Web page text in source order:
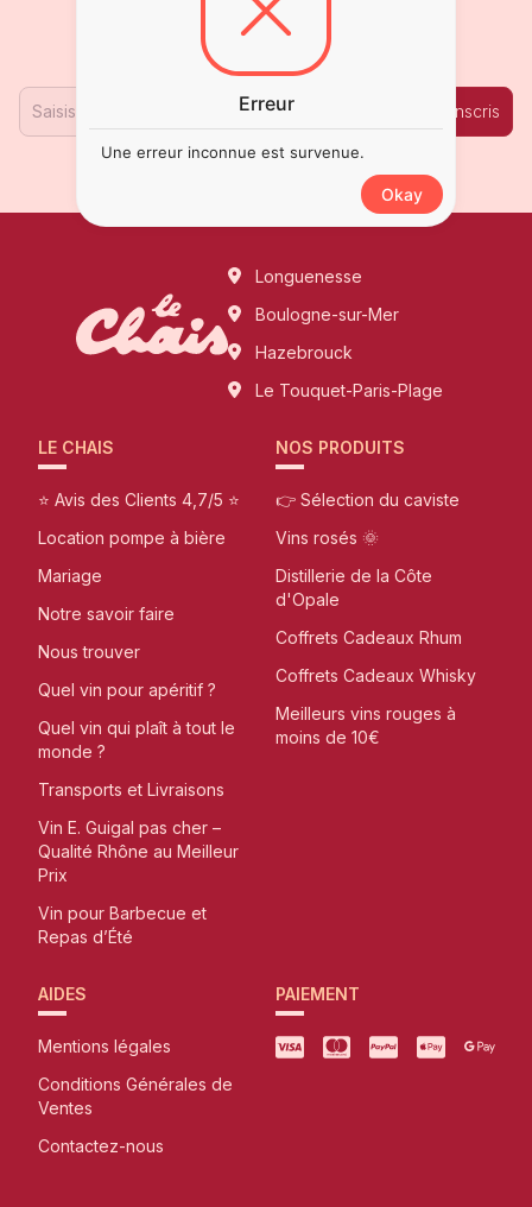
Inscrivez-vous à notre Newsletter !
Je m'inscris
Longuenesse
Boulogne-sur-Mer
Hazebrouck
Le Touquet-Paris-Plage
LE CHAIS
⭐ Avis des Clients 4,7/5 ⭐
Location pompe à bière
Mariage
Notre savoir faire
Nous trouver
Quel vin pour apéritif ?
Quel vin qui plaît à tout le
monde ?
Transports et Livraisons
Vin E. Guigal pas cher –
Qualité Rhône au Meilleur
Prix
Vin pour Barbecue et
Repas d’Été
NOS PRODUITS
👉 Sélection du caviste
Vins rosés 🌞
Distillerie de la Côte
d'Opale
Coffrets Cadeaux Rhum
Coffrets Cadeaux Whisky
Meilleurs vins rouges à
moins de 10€
AIDES
Mentions légales
Conditions Générales de
Ventes
Contactez-nous
PAIEMENT
Erreur
Une erreur inconnue est survenue.
Okay